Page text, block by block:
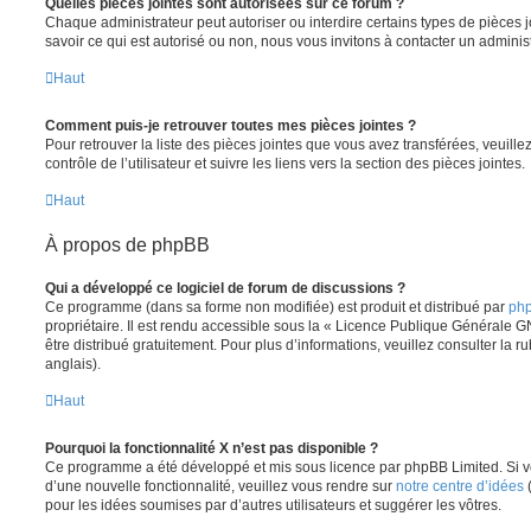
Quelles pièces jointes sont autorisées sur ce forum ?
Chaque administrateur peut autoriser ou interdire certains types de pièces
savoir ce qui est autorisé ou non, nous vous invitons à contacter un
Haut
Comment puis-je retrouver toutes mes pièces jointes ?
Pour retrouver la liste des pièces jointes que vous avez transférées,
contrôle de l’utilisateur et suivre les liens vers la section des pièces jointes.
Haut
À propos de phpBB
Qui a développé ce logiciel de forum de discussions ?
Ce programme (dans sa forme non modifiée) est produit et distribué par
propriétaire. Il est rendu accessible sous la « Licence Publique Générale
être distribué gratuitement. Pour plus d’informations, veuillez consulter la
anglais).
Haut
Pourquoi la fonctionnalité X n’est pas disponible ?
Ce programme a été développé et mis sous licence par phpBB Limited. Si
d’une nouvelle fonctionnalité, veuillez vous rendre sur notre centre d’idées
pour les idées soumises par d’autres utilisateurs et suggérer les vôtres.